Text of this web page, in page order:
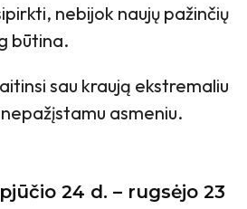
nebijok naujų pažinčių
būtina.
sau kraują ekstremaliu
asmeniu.
24 d. – rugsėjo 23